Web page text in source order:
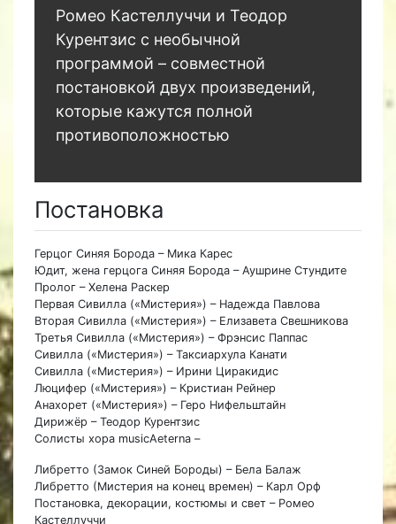
Ромео Кастеллуччи и Теодор
Курентзис с необычной
программой – совместной
постановкой двух произведений,
которые кажутся полной
противоположностью
Постановка
Герцог Синяя Борода – Мика Карес
Юдит, жена герцога Синяя Борода – Аушрине Стундите
Пролог – Хелена Раскер
Первая Сивилла («Мистерия») – Надежда Павлова
Вторая Сивилла («Мистерия») – Елизавета Свешникова
Третья Сивилла («Мистерия») – Фрэнсис Паппас
Сивилла («Мистерия») – Таксиархула Канати
Сивилла («Мистерия») – Ирини Циракидис
Люцифер («Мистерия») – Кристиан Рейнер
Анахорет («Мистерия») – Геро Нифельштайн
Дирижёр – Теодор Курентзис
Солисты хора musicAeterna –
Либретто (Замок Синей Бороды) – Бела Балаж
Либретто (Мистерия на конец времен) – Карл Орф
Постановка, декорации, костюмы и свет – Ромео
Кастеллуччи